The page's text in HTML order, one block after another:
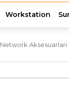
Workstation
Network Aksesuarları